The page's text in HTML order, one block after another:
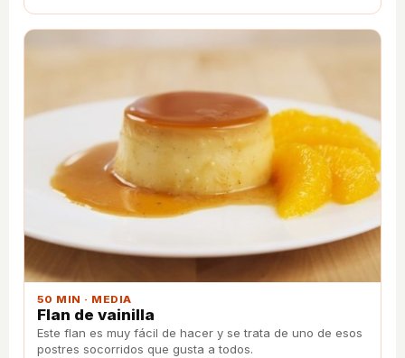
50 MIN · MEDIA
Flan de vainilla
Este flan es muy fácil de hacer y se trata de uno de esos
postres socorridos que gusta a todos.